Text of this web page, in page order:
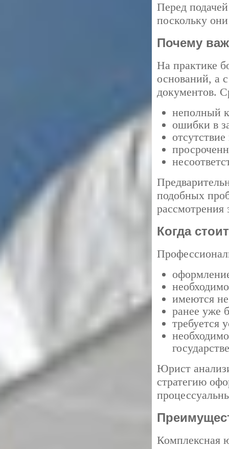
Перед
поскольку
Почему
На практике
оснований, а
документов.
неполный
ошибки в
подобных
рассмотрения
Когда
имеются
ранее уже
требуется
Юрист
стратегию
Комплексная